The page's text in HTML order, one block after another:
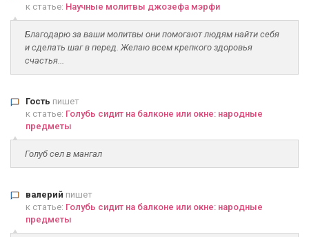
к статье: Научные молитвы джозефа мэрфи
Благодарю за ваши молитвы они помогают людям найти себя
и сделать шаг в перед. Желаю всем крепкого здоровья
счастья...
Гость пишет
к статье: Голубь сидит на балконе или окне: народные
предметы
Голуб сел в мангал
валерий пишет
к статье: Голубь сидит на балконе или окне: народные
предметы